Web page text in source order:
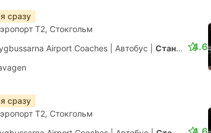
сразу
T2, Стокгольм
Airport Coaches Автобус Стандарт с конд. 4.6
сразу
T2, Стокгольм